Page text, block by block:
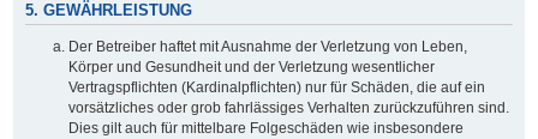
5. GEWÄHRLEISTUNG
Der Betreiber haftet mit Ausnahme der Verletzung von Leben,
Körper und Gesundheit und der Verletzung wesentlicher
Vertragspflichten (Kardinalpflichten) nur für Schäden, die auf ein
vorsätzliches oder grob fahrlässiges Verhalten zurückzuführen sind.
Dies gilt auch für mittelbare Folgeschäden wie insbesondere